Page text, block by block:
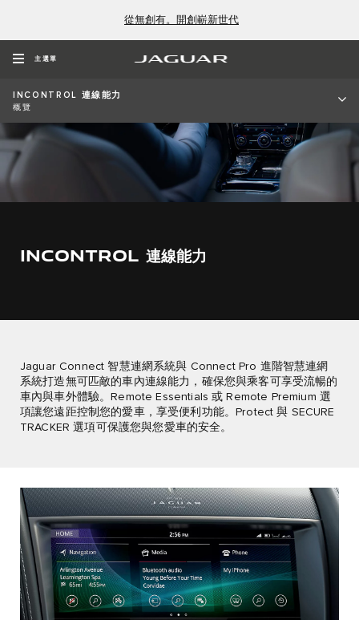
從無創有。開創嶄新世代
主選單
INCONTROL 連線能力
概覽
INCONTROL 連線能力
Jaguar Connect 智慧連網系統與 Connect Pro 進階智慧連網
系統打造無可匹敵的車內連線能力，確保您與乘客可享受流暢的
車內與車外體驗。Remote Essentials 或 Remote Premium 選
項讓您遠距控制您的愛車，享受便利功能。Protect 與 SECURE
TRACKER 選項可保護您與您愛車的安全。